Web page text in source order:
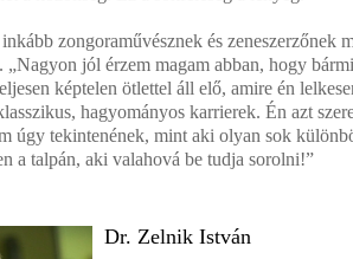
zongoraművésznek és zeneszerzőnek
„Nagyon jól érzem magam abban, hogy
képtelen ötlettel áll elő, amire én
hagyományos karrierek. Én azt
úgy tekintenének, mint aki olyan sok
a talpán, aki valahová be tudja sorolni!”
Dr. Zelnik István